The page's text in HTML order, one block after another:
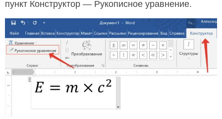
пункт Конструктор — Рукописное уравнение.